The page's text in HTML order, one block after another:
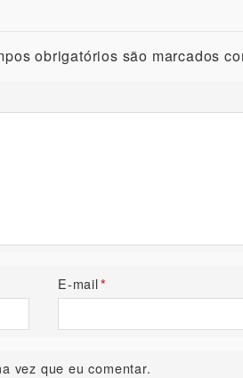
obrigatórios são marcados
E-mail*
vez que eu comentar.